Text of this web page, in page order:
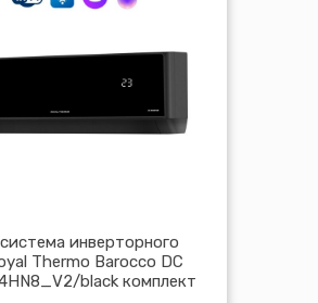
инверторного
Thermo Barocco DC
black комплект